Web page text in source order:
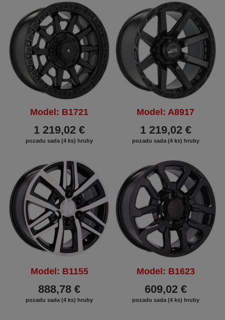
Model: B1721
1 219,02 €
pozadu sada (4 ks) hruby
Model: A8917
1 219,02 €
pozadu sada (4 ks) hruby
Model: B1155
888,78 €
pozadu sada (4 ks) hruby
Model: B1623
609,02 €
pozadu sada (4 ks) hruby